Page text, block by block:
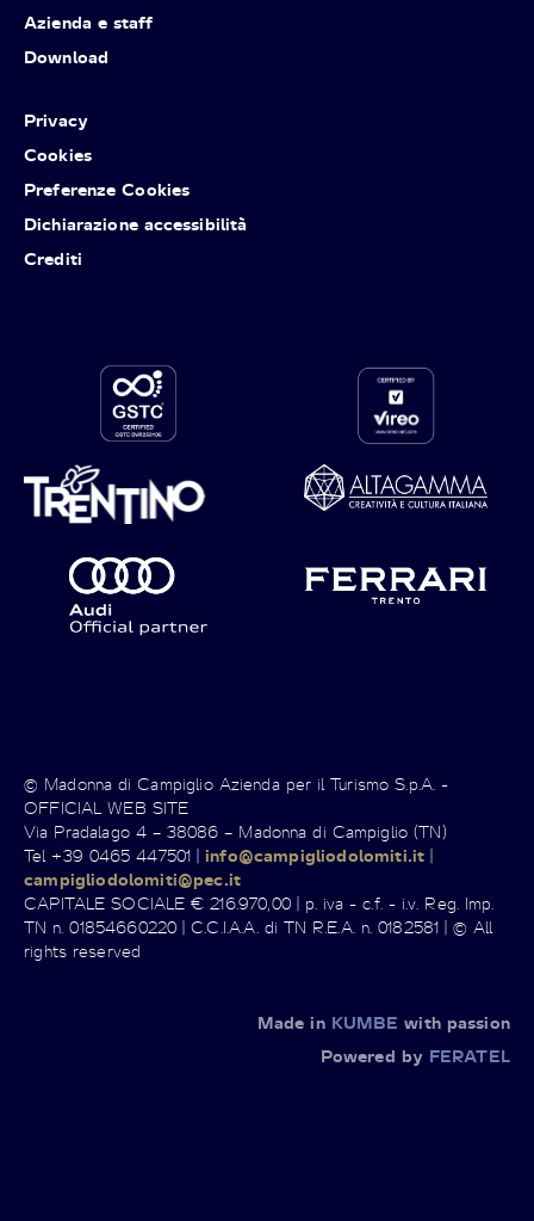
Azienda e staff
Download
Privacy
Cookies
Preferenze Cookies
Dichiarazione accessibilità
Crediti
© Madonna di Campiglio Azienda per il Turismo S.p.A. -
OFFICIAL WEB SITE
Via Pradalago 4 – 38086 – Madonna di Campiglio (TN)
Tel +39 0465 447501 |info@campigliodolomiti.it |
campigliodolomiti@pec.it
CAPITALE SOCIALE € 216.970,00 | p. iva - c.f. - i.v. Reg. Imp.
TN n. 01854660220 | C.C.I.A.A. di TN R.E.A. n. 0182581 | © All
rights reserved
Made in KUMBE with passion
Powered by FERATEL